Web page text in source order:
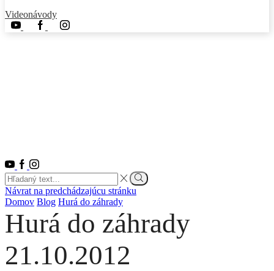
Videonávody
YoutubeFacebookInstagram
Youtube
Facebook
Instagram
Search
input
Vyhľadať
Návrat na predchádzajúcu stránku
Domov Blog Hurá do záhrady
Hurá do záhrady
21.10.2012